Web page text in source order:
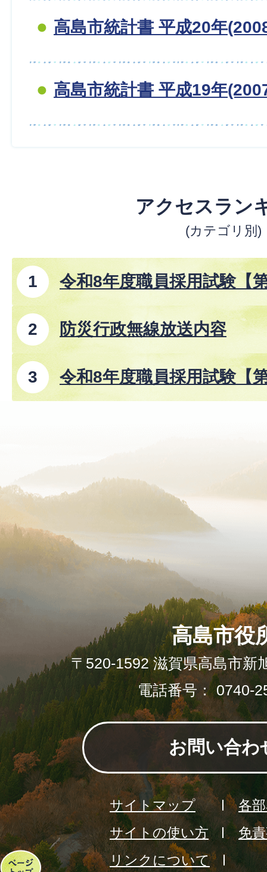
高島市統計書 平成20年
高島市統計書 平成19年
アクセスラン
(カテゴリ別)
令和8年度職員採用試験【
防災行政無線放送内容
令和8年度職員採用試験【
ペ
高島市役
〒520-1592 滋賀県高島市新
電話番号： 0740-
お問い合わ
サイトマップ
各
サイトの使い方
免
リンクについて